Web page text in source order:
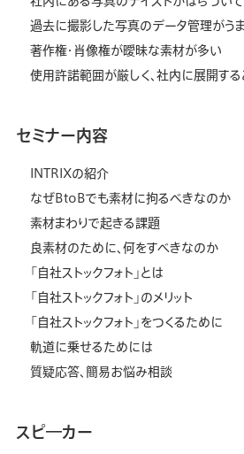
過去に撮影した写真のデータ管理がう
著作権・肖像権が曖昧な素材が多い
使用許諾範囲が厳しく、社内に展開す
セミナー内容
INTRIXの紹介
なぜBtoBでも素材に拘るべきなのか
素材まわりで起きる課題
良素材のために、何をすべきなのか
「自社ストックフォト」とは
「自社ストックフォト」のメリット
「自社ストックフォト」をつくるために
軌道に乗せるためには
質疑応答、簡易お悩み相談
スピ―カー